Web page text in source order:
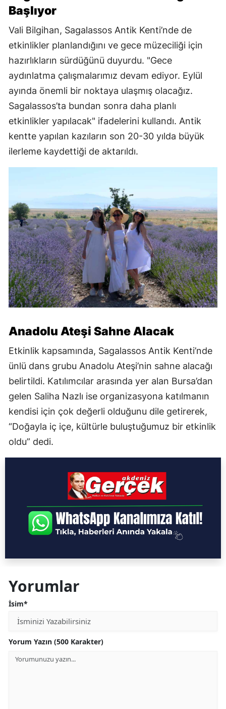
Başlıyor
Vali Bilgihan, Sagalassos Antik Kenti’nde de
etkinlikler planlandığını ve gece müzeciliği için
hazırlıkların sürdüğünü duyurdu. "Gece
aydınlatma çalışmalarımız devam ediyor. Eylül
ayında önemli bir noktaya ulaşmış olacağız.
Sagalassos’ta bundan sonra daha planlı
etkinlikler yapılacak" ifadelerini kullandı. Antik
kentte yapılan kazıların son 20-30 yılda büyük
ilerleme kaydettiği de aktarıldı.
Anadolu Ateşi Sahne Alacak
Etkinlik kapsamında, Sagalassos Antik Kenti’nde
ünlü dans grubu Anadolu Ateşi’nin sahne alacağı
belirtildi. Katılımcılar arasında yer alan Bursa’dan
gelen Saliha Nazlı ise organizasyona katılmanın
kendisi için çok değerli olduğunu dile getirerek,
“Doğayla iç içe, kültürle buluştuğumuz bir etkinlik
oldu” dedi.
Yorumlar
İsim*
Yorum Yazın (500 Karakter)